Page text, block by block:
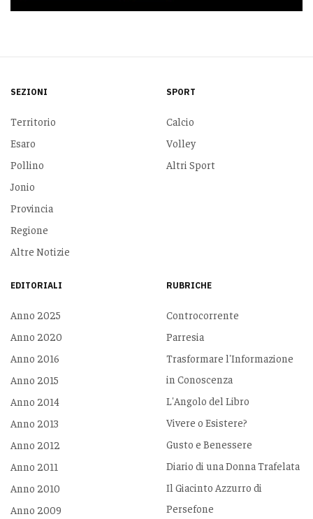
SEZIONI
Territorio
Esaro
Pollino
Jonio
Provincia
Regione
Altre Notizie
SPORT
Calcio
Volley
Altri Sport
EDITORIALI
Anno 2025
Anno 2020
Anno 2016
Anno 2015
Anno 2014
Anno 2013
Anno 2012
Anno 2011
Anno 2010
Anno 2009
RUBRICHE
Controcorrente
Parresia
Trasformare l'Informazione
in Conoscenza
L'Angolo del Libro
Vivere o Esistere?
Gusto e Benessere
Diario di una Donna Trafelata
Il Giacinto Azzurro di
Persefone